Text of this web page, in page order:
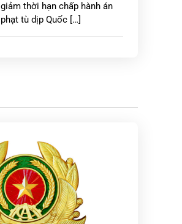
giảm thời hạn chấp hành án
phạt tù dịp Quốc […]
HIẾN GIÚP ĐỠ, ĐƯA CHÁU BÉ
ĐI LẠC TRỞ VỀ TRONG VÒNG
TAY […]
Công an tỉnh Hưng Yên: Quyết
liệt triển khai cao điểm 45